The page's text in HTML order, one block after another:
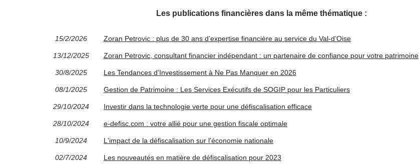
Les publications financières dans la même thématique :
15/2/2026 Zoran Petrovic : plus de 30 ans d’expertise financière au service du Val-d’Oise
13/12/2025 Zoran Petrovic, consultant financier indépendant : un partenaire de confiance pour votre patrimoine
30/8/2025 Les Tendances d'Investissement à Ne Pas Manquer en 2026
08/1/2025 Gestion de Patrimoine : Les Services Exécutifs de SOGIP pour les Particuliers
29/10/2024 Investir dans la technologie verte pour une défiscalisation efficace
28/10/2024 e-defisc.com : votre allié pour une gestion fiscale optimale
10/9/2024 L'impact de la défiscalisation sur l'économie nationale
02/7/2024 Les nouveautés en matière de défiscalisation pour 2023